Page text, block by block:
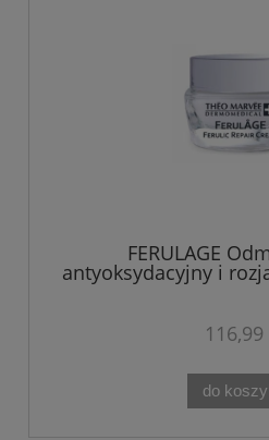
FERULAGE
antyoksydacyjny i
ml Theo
116,99
do